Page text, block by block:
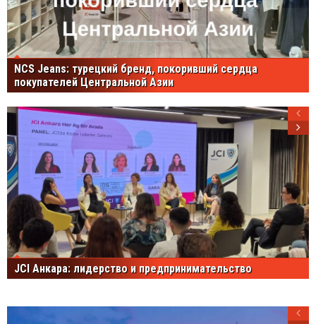
NCS Jeans: турецкий бренд, покоривший сердца
покупателей Центральной Азии
JCI Анкара: лидерство и предпринимательство